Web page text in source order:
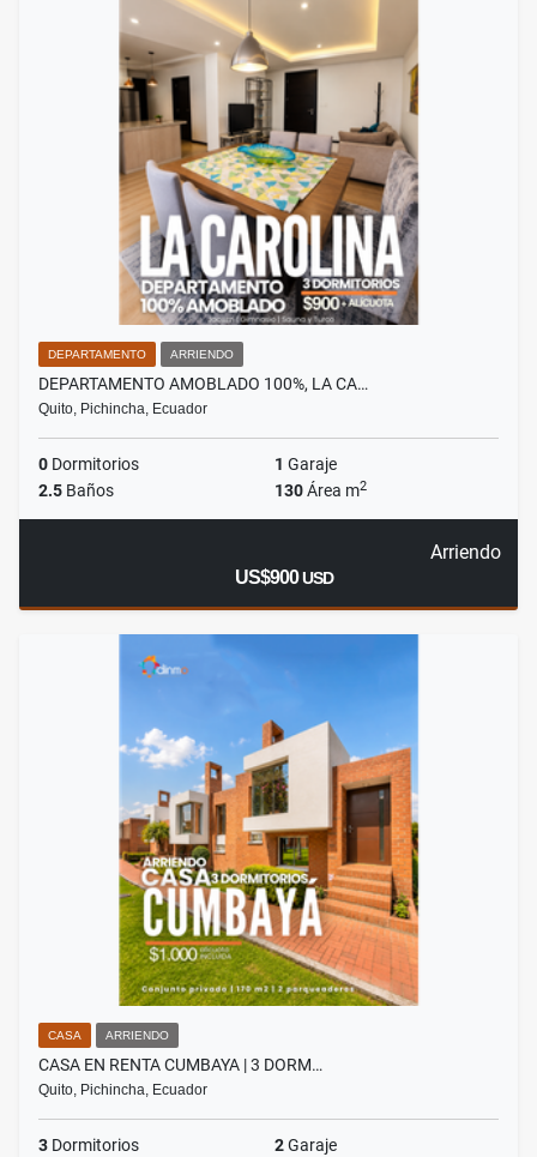
DEPARTAMENTO ARRIENDO
DEPARTAMENTO AMOBLADO 100%, LA CA…
Quito, Pichincha, Ecuador
0 Dormitorios 1 Garaje
2.5 Baños 130Área m2
Arriendo
US$900USD
CASA ARRIENDO
CASA EN RENTA CUMBAYA | 3 DORM…
Quito, Pichincha, Ecuador
3 Dormitorios 2Garaje